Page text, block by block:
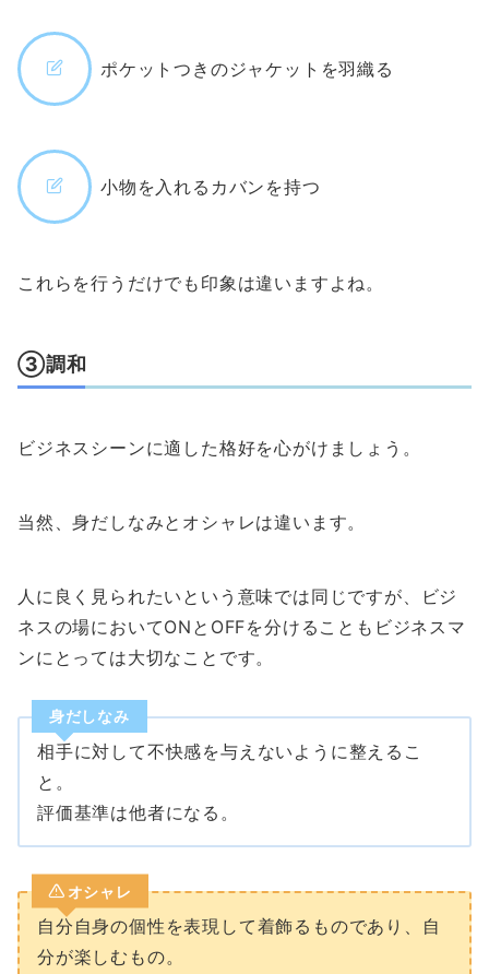
ポケットつきのジャケットを羽織る
小物を入れるカバンを持つ
これらを行うだけでも印象は違いますよね。
③調和
ビジネスシーンに適した格好を心がけましょう。
当然、身だしなみとオシャレは違います。
人に良く見られたいという意味では同じですが、ビジ
ネスの場においてONとOFFを分けることもビジネスマ
ンにとっては大切なことです。
身だしなみ
相手に対して不快感を与えないように整えるこ
と。
評価基準は他者になる。
オシャレ
自分自身の個性を表現して着飾るものであり、自
分が楽しむもの。